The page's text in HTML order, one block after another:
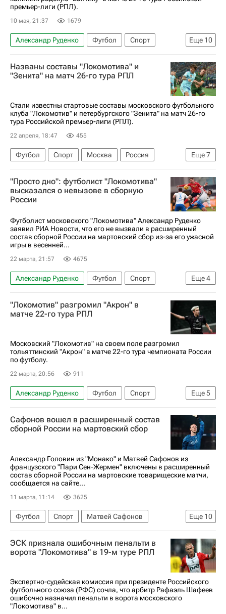
премьер-лиги (РПЛ).
10 мая, 21:37 1679
Еще 10
Александр Руденко Футбол
Спорт
Москва
Россия
Российский футбольный союз (РФС)
Илья Петров
Локомотив (Москва)
Балтика
ПФК ЦСКА
РПЛ 2026-2027 (Чемпионат России по футболу)
Названы составы "Локомотива" и
"Зенита" на матч 26-го тура РПЛ
Стали известны стартовые составы московского футбольного
клуба "Локомотив" и петербургского "Зенита" на матч 26-го
тура Российской премьер-лиги (РПЛ).
22 апреля, 18:47 455
Еще7
Футбол Спорт Москва
Россия
Антон Митрюшкин
Сесар Монтес (24.02.1997)
Локомотив (Москва)
Лукас Фассон
РПЛ 2026-2027 (Чемпионат России по футболу)
"Просто дно": футболист "Локомотива"
высказался о невызове в сборную
России
Футболист московского "Локомотива" Александр Руденко
заявил РИА Новости, что его не вызвали в расширенный
состав сборной России на мартовский сбор из-за его ужасной
игры в весенней...
22 марта, 21:57 4675
Еще4
Александр Руденко Футбол
Спорт
Акрон
Локомотив (Москва)
Акрон (Тольятти)
"Локомотив" разгромил "Акрон" в
матче 22-го тура РПЛ
Московский "Локомотив" на своем поле разгромил
тольяттинский "Акрон" в матче 22-го тура чемпионата России
по футболу.
22 марта, 20:56 911
Еще5
Александр Руденко Футбол
Спорт
Сесар Монтес (24.02.1997)
Зелимхан Бакаев
Акрон (Тольятти)
Локомотив (Москва)
Сафонов вошел в расширенный состав
сборной России на мартовский сбор
Александр Головин из "Монако" и Матвей Сафонов из
французского "Пари Сен-Жермен" включены в расширенный
состав сборной России на мартовские товарищеские матчи,
сообщается на сайте...
11 марта, 11:14 3625
Еще 10
Футбол Спорт
Матвей Сафонов
Александр Головин
Пари Сен-Жермен (ПСЖ)
Монако
Российский футбольный союз (РФС)
Кирилл Данилов
Балтика
Локомотив (Москва)
ПФК ЦСКА
ЭСК признала ошибочным пенальти в
ворота "Локомотива" в 19-м туре РПЛ
Экспертно-судейская комиссия при президенте Российского
футбольного союза (РФС) сочла, что арбитр Рафаэль Шафеев
ошибочно назначил пенальти в ворота московского
"Локомотива" в...